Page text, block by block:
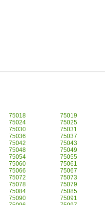
75018
75019
75024
75025
75030
75031
75036
75037
75042
75043
75048
75049
75054
75055
75060
75061
75066
75067
75072
75073
75078
75079
75084
75085
75090
75091